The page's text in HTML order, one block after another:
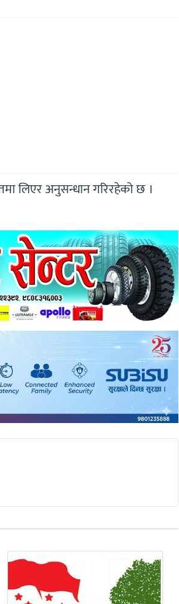
लिएर अनुसन्धान गरिरहेको छ ।